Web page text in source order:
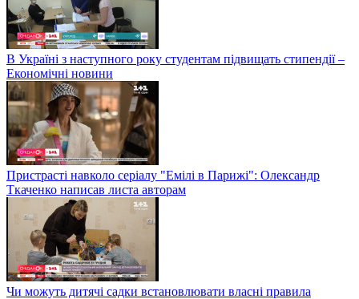
В Україні з наступного року студентам підвищать стипендії –
Економічні новини
Пристрасті навколо серіалу "Емілі в Парижі": Олександр
Ткаченко написав листа авторам
Чи можуть дитячі садки встановлювати власні правила